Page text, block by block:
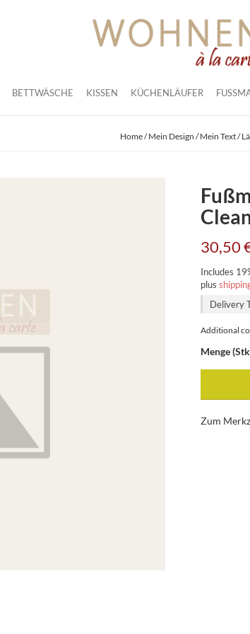
BETTWÄSCHE KISSEN KÜCHENLÄUFER
Home/Mein Design / Mein Text/
30,50
Includes
plus
Delivery
Additional
Menge
Zum